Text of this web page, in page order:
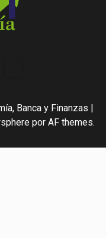
Banca y Finanzas |
por AF themes.